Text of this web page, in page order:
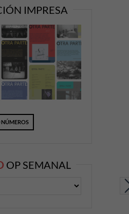
IMPRESA
NÚMEROS
OP SEMANAL